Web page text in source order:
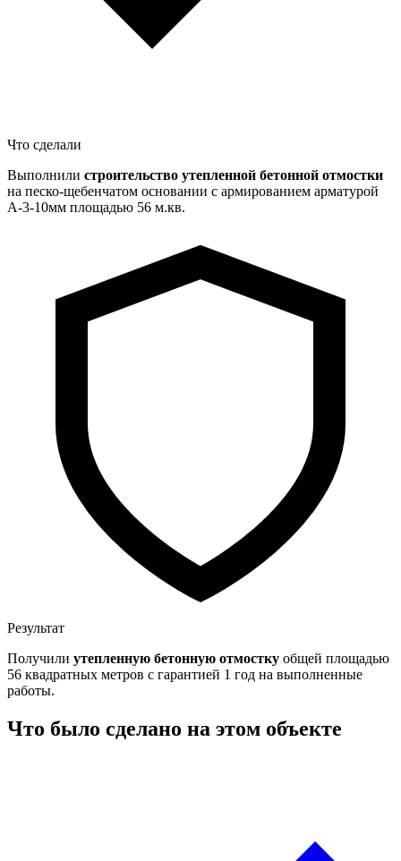
Что сделали
Выполнили строительство утепленной бетонной отмостки
на песко-щебенчатом основании с армированием арматурой
А-3-10мм площадью 56 м.кв.
Результат
Получили утепленную бетонную отмостку общей площадью
56 квадратных метров с гарантией 1 год на выполненные
работы.
Что было сделано на этом объекте